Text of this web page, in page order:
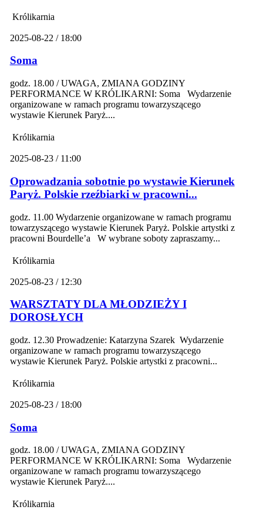
Królikarnia
2025-08-22 / 18:00
Soma
godz. 18.00 / UWAGA, ZMIANA GODZINY
PERFORMANCE W KRÓLIKARNI: Soma Wydarzenie
organizowane w ramach programu towarzyszącego
wystawie Kierunek Paryż....
Królikarnia
2025-08-23 / 11:00
Oprowadzania sobotnie po wystawie Kierunek
Paryż. Polskie rzeźbiarki w pracowni...
godz. 11.00 Wydarzenie organizowane w ramach programu
towarzyszącego wystawie Kierunek Paryż. Polskie artystki z
pracowni Bourdelle’a W wybrane soboty zapraszamy...
Królikarnia
2025-08-23 / 12:30
WARSZTATY DLA MŁODZIEŻY I
DOROSŁYCH
godz. 12.30 Prowadzenie: Katarzyna Szarek Wydarzenie
organizowane w ramach programu towarzyszącego
wystawie Kierunek Paryż. Polskie artystki z pracowni...
Królikarnia
2025-08-23 / 18:00
Soma
godz. 18.00 / UWAGA, ZMIANA GODZINY
PERFORMANCE W KRÓLIKARNI: Soma Wydarzenie
organizowane w ramach programu towarzyszącego
wystawie Kierunek Paryż....
Królikarnia